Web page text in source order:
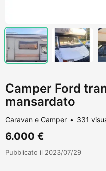
Camper Ford
mansardato
Caravan e Camper 331
6.000 €
Pubblicato il 2023/07/29